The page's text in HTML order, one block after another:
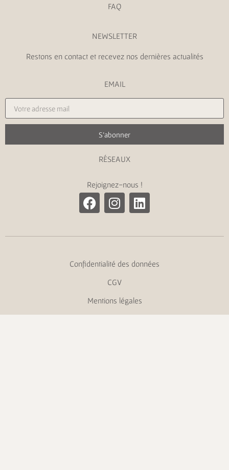
FAQ
NEWSLETTER
Restons en contact et recevez nos dernières actualités
EMAIL
S'abonner
RÉSEAUX
Rejoignez-nous !
Confidentialité des données
CGV
Mentions légales